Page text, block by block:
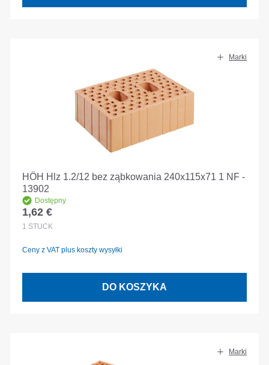
Marki
HÖH Hlz 1.2/12 bez ząbkowania 240x115x71 1 NF -
13902
Dostępny
Cena regularna:
1,62 €
1 STÜCK
Ceny z VAT plus koszty wysyłki
DO KOSZYKA
Marki